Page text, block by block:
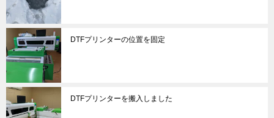
DTFプリンターの位置を固定
DTFプリンターを搬入しました